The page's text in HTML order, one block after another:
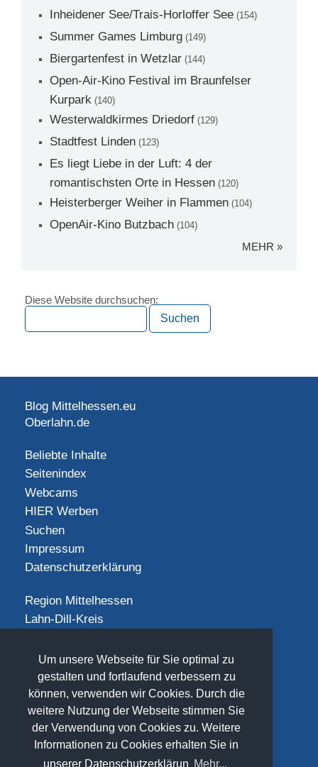
Um unsere Webseite für Sie optimal zu
gestalten und fortlaufend verbessern zu
können, verwenden wir Cookies. Durch die
weitere Nutzung der Webseite stimmen Sie
der Verwendung von Cookies zu. Weitere
Informationen zu Cookies erhalten Sie in
unserer Datenschutzerklärun Mehr...
Inheidener See/Trais-Horloffer See (154)
Summer Games Limburg (149)
Biergartenfest in Wetzlar (144)
Open-Air-Kino Festival im Braunfelser
Kurpark (140)
Westerwaldkirmes Driedorf (129)
Stadtfest Linden (123)
Es liegt Liebe in der Luft: 4 der
romantischsten Orte in Hessen (120)
Heisterberger Weiher in Flammen (104)
OpenAir-Kino Butzbach (104)
MEHR »
Diese Website durchsuchen:
Blog Mittelhessen.eu
Oberlahn.de
Beliebte Inhalte
Seitenindex
Webcams
HIER Werben
Suchen
Impressum
Datenschutzerklärung
Region Mittelhessen
Lahn-Dill-Kreis
Landkreis Limburg-Weilburg
Landkreis Marburg-Biedenkopf
Vogelsbergkreis
SOCIAL